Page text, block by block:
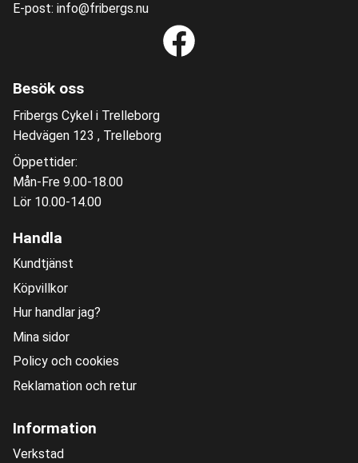
E-post: info@fribergs.nu
Besök oss
Fribergs Cykel i Trelleborg
Hedvägen 123 , Trelleborg
Öppettider:
Mån-Fre 9.00-18.00
Lör 10.00-14.00
Handla
Kundtjänst
Köpvillkor
Hur handlar jag?
Mina sidor
Policy och cookies
Reklamation och retur
Information
Verkstad